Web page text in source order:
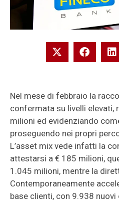
Nel mese di febbraio la
confermata su livelli elevati,
milioni ed evidenziando
proseguendo nei propri
L’asset mix vede infatti la
attestarsi a € 185 milioni,
1.045 milioni, mentre la
Contemporaneamente
base clienti, con 9.938